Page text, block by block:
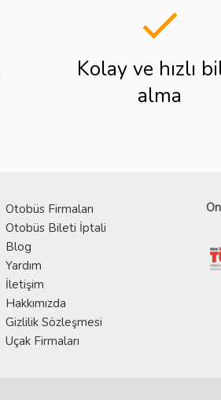
done
Kolay ve hızlı
alma
Otobüs Firmaları
Otobüs Bileti İptali
Blog
Yardım
İletişim
Hakkımızda
Gizlilik Sözleşmesi
Uçak Firmaları